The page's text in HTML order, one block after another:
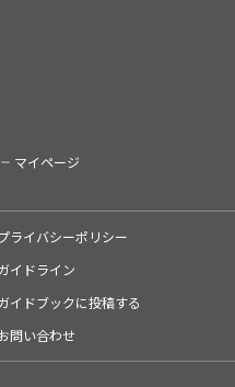
マイページ
ライバシーポリシー
イドライン
イドブックに投稿する
問い合わせ